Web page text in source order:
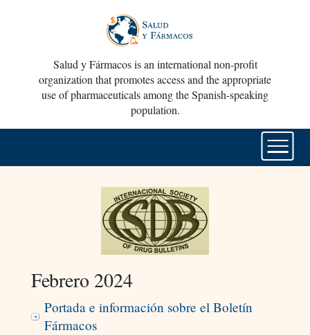
Salud y Fármacos is an international non-profit
organization that promotes access and the appropriate
use of pharmaceuticals among the Spanish-speaking
population.
Febrero 2024
Portada e información sobre el Boletín
Fármacos